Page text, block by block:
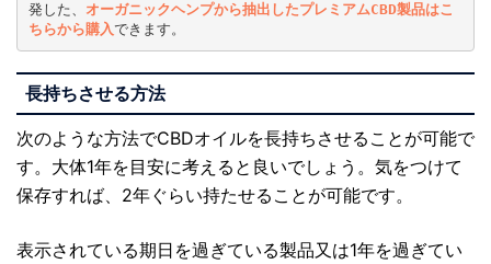
発した、 オーガニックヘンプから抽出したプレミアムCBD製品はこ
ちらから購入できます。
長持ちさせる方法
次のような方法でCBDオイルを長持ちさせることが可能で
す。大体1年を目安に考えると良いでしょう。気をつけて
保存すれば、2年ぐらい持たせることが可能です。
表示されている期日を過ぎている製品又は1年を過ぎてい